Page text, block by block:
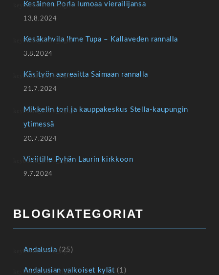
Kesäinen Porla lumoaa vierailijansa
13.8.2024
Kesäkahvila Ihme Tupa – Kallaveden rannalla
3.8.2024
Käsityön aarreaitta Saimaan rannalla
21.7.2024
Mikkelin tori ja kauppakeskus Stella-kaupungin
ytimessä
20.7.2024
Visiitille Pyhän Laurin kirkkoon
9.7.2024
BLOGIKATEGORIAT
Andalusia (25)
Andalusian valkoiset kylät (1)